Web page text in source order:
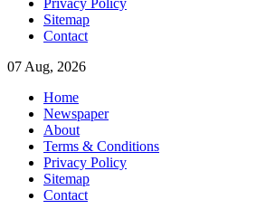
Privacy Policy
Sitemap
Contact
07 Aug, 2026
Home
Newspaper
About
Terms & Conditions
Privacy Policy
Sitemap
Contact